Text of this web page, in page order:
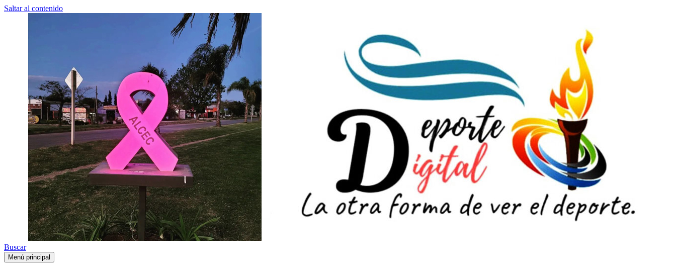
Saltar al contenido
Buscar
Menú principal